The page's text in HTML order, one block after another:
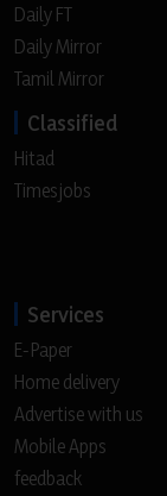
Daily FT
Daily Mirror
Tamil Mirror
Classified
Hitad
Timesjobs
Services
E-Paper
Home delivery
Advertise with us
Mobile Apps
feedback